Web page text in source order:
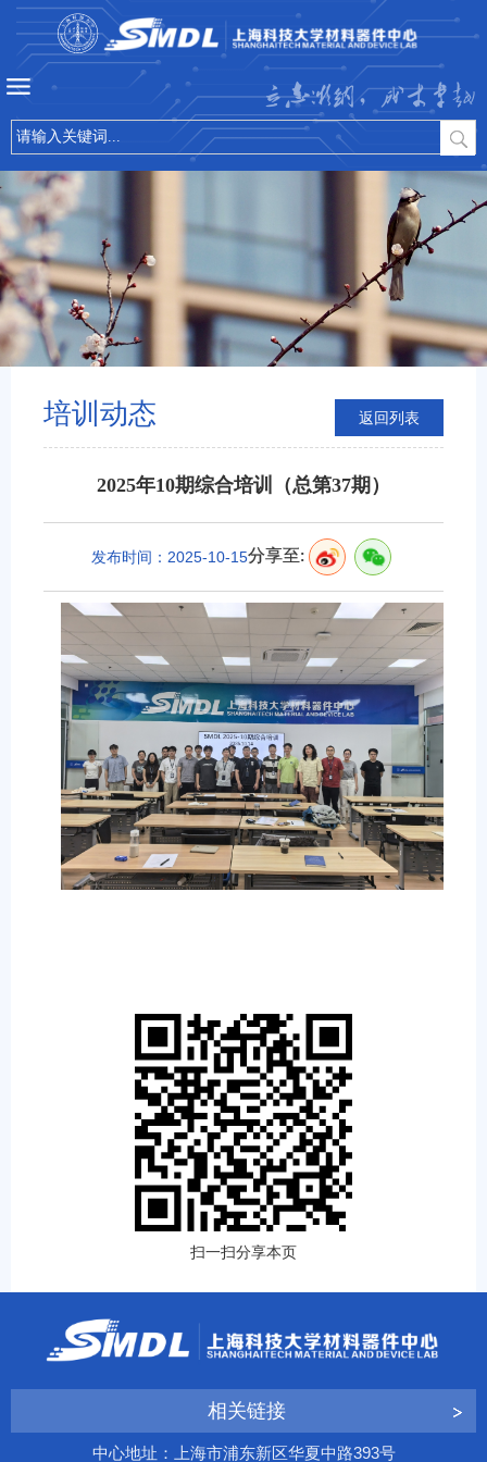
立志微纳，成才卓越
培训动态 返回列表
2025年10期综合培训（总第37期）
发布时间：2025-10-15分享至:
扫一扫分享本页
相关链接
中心地址：上海市浦东新区华夏中路393号